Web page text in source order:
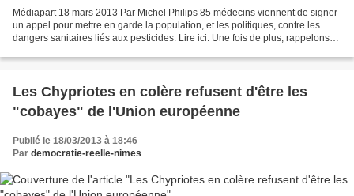
Médiapart 18 mars 2013 Par Michel Philips 85 médecins viennent de signer
un appel pour mettre en garde la population, et les politiques, contre les
dangers sanitaires liés aux pesticides. Lire ici. Une fois de plus, rappelons
Les Chypriotes en colère refusent d'être les
"cobayes" de l'Union européenne
Publié le 18/03/2013 à 18:46
Par democratie-reelle-nimes